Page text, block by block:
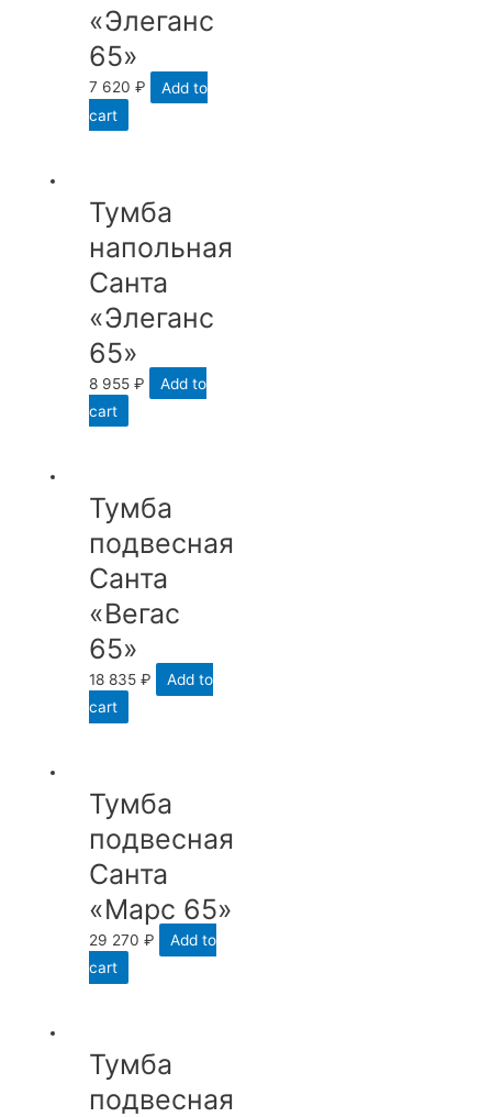
«Элеганс
65»
7 620₽
Add to
cart
Тумба
напольная
Санта
«Элеганс
65»
8 955₽
Add to
cart
Тумба
подвесная
Санта
«Вегас
65»
18 835₽
Add to
cart
Тумба
подвесная
Санта
«Марс 65»
29 270₽
Add to
cart
Тумба
подвесная